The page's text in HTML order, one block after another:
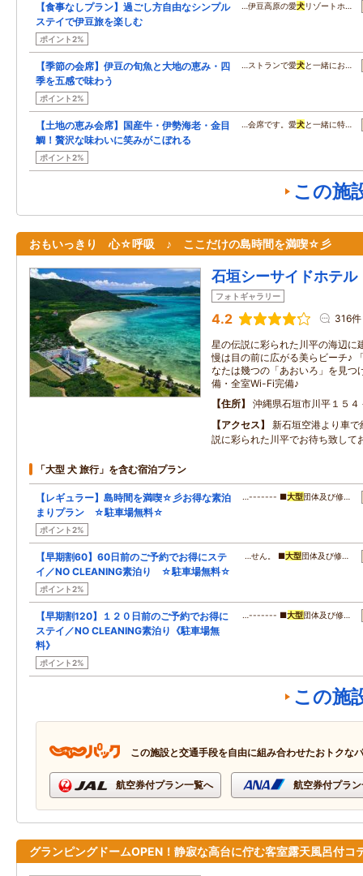
【食事なしプラン】過ごし方自由なシンプル
ステイで伊豆旅を楽しむ
ポイント2%
…伊豆高原の愛犬リゾートホ…
【季節の会席】伊豆の旬魚と大地の恵み・四
季を五感で味わう
ポイント2%
…ストランで愛犬と一緒にお…
【土地の恵み会席】国産牛・伊勢海老・金目
鯛！贅沢な味わいに笑みがこぼれる
ポイント2%
…会席です。愛犬と一緒に特…
この施
おもいっきり 心☆呼吸 ♪ ここだけの島時間を満喫☆彡
石垣シーサイドホテル
フォトギャラリー
4.2 316件
星の伝説に彩られた川平の海辺
慢は目の前に広がる美らビーチ♪
なたは幾つの「あおいろ」を見つ
備・全室Wi-Fi完備♪
住所
沖縄県石垣市川平１５４
アクセス
新石垣空港より車
説に彩られた川平でお待ち致して
「大型 犬 旅行」を含む宿泊プラン
【レギュラー】島時間を満喫☆彡お得な素泊
まりプラン ☆駐車場無料☆
ポイント2%
…------- ■大型団体及び修…
【早期割60】60日前のご予約でお得にステ
イ／NO CLEANING素泊り ☆駐車場無料☆
ポイント2%
…せん。 ■大型団体及び修…
【早期割120】１２０日前のご予約でお得に
ステイ／NO CLEANING素泊り《駐車場無
料》
ポイント2%
…------- ■大型団体及び修…
この施
この施設と交通手段を自由に組み合わせたおトクな
航空券付プラン一覧へ 航空券付プラ
グランピングドームOPEN！静寂な高台に佇む客室露天風呂付コ